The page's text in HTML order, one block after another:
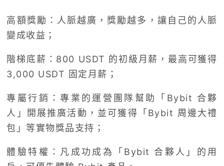
高額獎勵：人脈越廣，獎勵越多，讓自己的人脈
變成收益；
階梯底薪：800 USDT 的初級月薪，最高可獲得
3,000 USDT 固定月薪；
專屬行銷：專業的運營團隊幫助「Bybit 合夥
人」開展推廣活動，並可獲得「Bybit 周邊大禮
包」等實物獎品支持；
體驗特權：凡成功成為「Bybit 合夥人」的用